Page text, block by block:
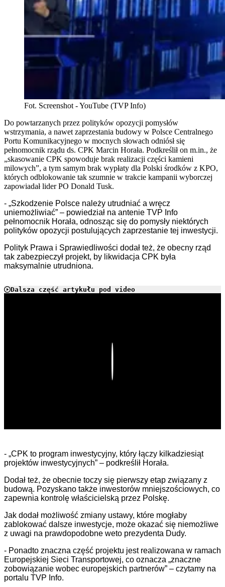
Fot. Screenshot - YouTube (TVP Info)
Do powtarzanych przez polityków opozycji pomysłów
wstrzymania, a nawet zaprzestania budowy w Polsce Centralnego
Portu Komunikacyjnego w mocnych słowach odniósł się
pełnomocnik rządu ds. CPK Marcin Horała. Podkreślił on m.in., że
„skasowanie CPK spowoduje brak realizacji części kamieni
milowych”, a tym samym brak wypłaty dla Polski środków z KPO,
których odblokowanie tak szumnie w trakcie kampanii wyborczej
zapowiadał lider PO Donald Tusk.
- „Szkodzenie Polsce należy utrudniać a wręcz
uniemożliwiać” – powiedział na antenie TVP Info
pełnomocnik Horała, odnosząc się do pomysły niektórych
polityków opozycji postulujących zaprzestanie tej inwestycji.
Polityk Prawa i Sprawiedliwości dodał też, że obecny rząd
tak zabezpieczył projekt, by likwidacja CPK była
maksymalnie utrudniona.
Dalsza część artykułu pod video
- „CPK to program inwestycyjny, który łączy kilkadziesiąt
projektów inwestycyjnych” – podkreślił Horała.
Dodał też, że obecnie toczy się pierwszy etap związany z
budową. Pozyskano także inwestorów mniejszościowych, co
zapewnia kontrolę właścicielską przez Polskę.
Jak dodał możliwość zmiany ustawy, które mogłaby
zablokować dalsze inwestycje, może okazać się niemożliwe
z uwagi na prawdopodobne weto prezydenta Dudy.
- Ponadto znaczna część projektu jest realizowana w ramach
Europejskiej Sieci Transportowej, co oznacza „znaczne
zobowiązanie wobec europejskich partnerów” – czytamy na
portalu TVP Info.